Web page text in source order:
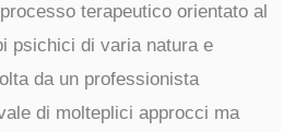
terapeutico orientato al
psichici di varia natura e
da un professionista
di molteplici approcci ma